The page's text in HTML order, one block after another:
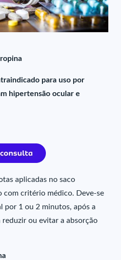
para uso por
hipertensão ocular e
aplicadas no saco
com critério médico. Deve-se
por 1 ou 2 minutos, após a
ou evitar a absorção